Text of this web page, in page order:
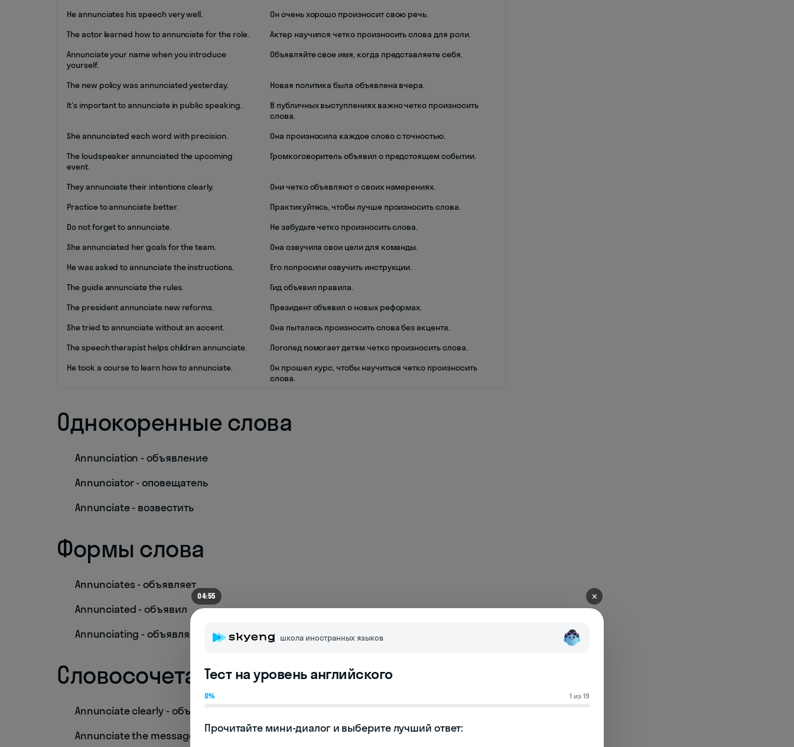
He annunciates his speech very well.
Он очень хорошо произносит свою речь.
The actor learned how to annunciate for the role.
Актер научился четко произносить слова для роли.
Annunciate your name when you introduce
yourself.
Объявляйте свое имя, когда представляете себя.
The new policy was annunciated yesterday.
Новая политика была объявлена вчера.
It's important to annunciate in public speaking.
В публичных выступлениях важно четко произносить
слова.
She annunciated each word with precision.
Она произносила каждое слово с точностью.
The loudspeaker annunciated the upcoming
event.
Громкоговоритель объявил о предстоящем событии.
They annunciate their intentions clearly.
Они четко объявляют о своих намерениях.
Practice to annunciate better.
Практикуйтесь, чтобы лучше произносить слова.
Do not forget to annunciate.
Не забудьте четко произносить слова.
She annunciated her goals for the team.
Она озвучила свои цели для команды.
He was asked to annunciate the instructions.
Его попросили озвучить инструкции.
The guide annunciate the rules.
Гид объявил правила.
The president annunciate new reforms.
Президент объявил о новых реформах.
She tried to annunciate without an accent.
Она пыталась произносить слова без акцента.
The speech therapist helps children annunciate.
Логопед помогает детям четко произносить слова.
He took a course to learn how to annunciate.
Он прошел курс, чтобы научиться четко произносить
слова.
Однокоренные слова
Annunciation - объявление
Annunciator - оповещатель
Annunciate - возвестить
Формы слова
Annunciates - объявляет
Annunciated - объявил
Annunciating - объявляя
Словосочетания
Annunciate clearly - объявлять четко
Annunciate the message - объявлять сообщение
04:55 ✕
школа иностранных языков
Тест на уровень английского
0% 1 из 19
Прочитайте мини-диалог и выберите лучший ответ: